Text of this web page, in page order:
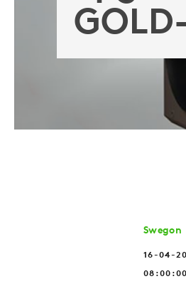
Swegon
16-04-
08:00:00